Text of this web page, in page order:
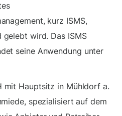
kurz ISMS,
wird. Das ISMS
seine Anwendung unter
mit Hauptsitz in Mühldorf a.
spezialisiert auf dem